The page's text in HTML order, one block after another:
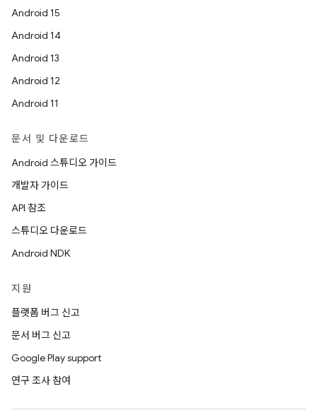
Android 15
Android 14
Android 13
Android 12
Android 11
문서 및 다운로드
Android 스튜디오 가이드
개발자 가이드
API 참조
스튜디오 다운로드
Android NDK
지원
플랫폼 버그 신고
문서 버그 신고
Google Play support
연구 조사 참여